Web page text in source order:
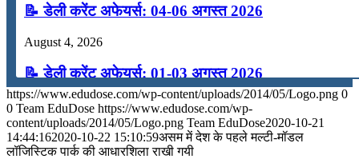
📝 डेली करेंट अफेयर्स: 04-06 अगस्त 2026
August 4, 2026
📝 डेली करेंट अफेयर्स: 01-03 अगस्त 2026
July 31, 2026
📝 डेली करेंट अफेयर्स: 28-31 जुलाई 2026
https://www.edudose.com/wp-content/uploads/2014/05/Logo.png 0
0 Team EduDose https://www.edudose.com/wp-
content/uploads/2014/05/Logo.png Team EduDose2020-10-21
14:44:162020-10-22 15:10:59असम में देश के पहले मल्टी-मॉडल
लॉजिस्टिक पार्क की आधारशिला राखी गयी